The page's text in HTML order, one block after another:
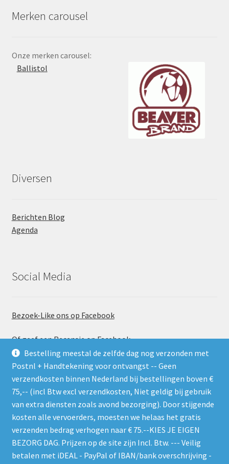
Bestelling meestal de zelfde dag nog verzonden met
Postnl + Handtekening voor ontvangst -- Geen
verzendkosten binnen Nederland bij bestellingen boven €
75,-- (incl Btw excl verzendkosten, Niet geldig bij gebruik
van extra diensten zoals avond bezorging). Door stijgende
kosten alle vervoerders, moesten we helaas het gratis
verzenden bedrag verhogen naar € 75.--KIES JE EIGEN
BEZORG DAG. Prijzen op de site zijn Incl. Btw. --- Veilig
betalen met iDEAL - PayPal of IBAN/bank overschrijving -
Merken carousel
Onze merken carousel:
Ballistol
Diversen
Berichten Blog
Agenda
Social Media
Bezoek-Like ons op Facebook
Of geef een Recensie op Facebook
Gebruik de RSS feed. Zie gelijk welke nieuwe producten er
worden geplaatst